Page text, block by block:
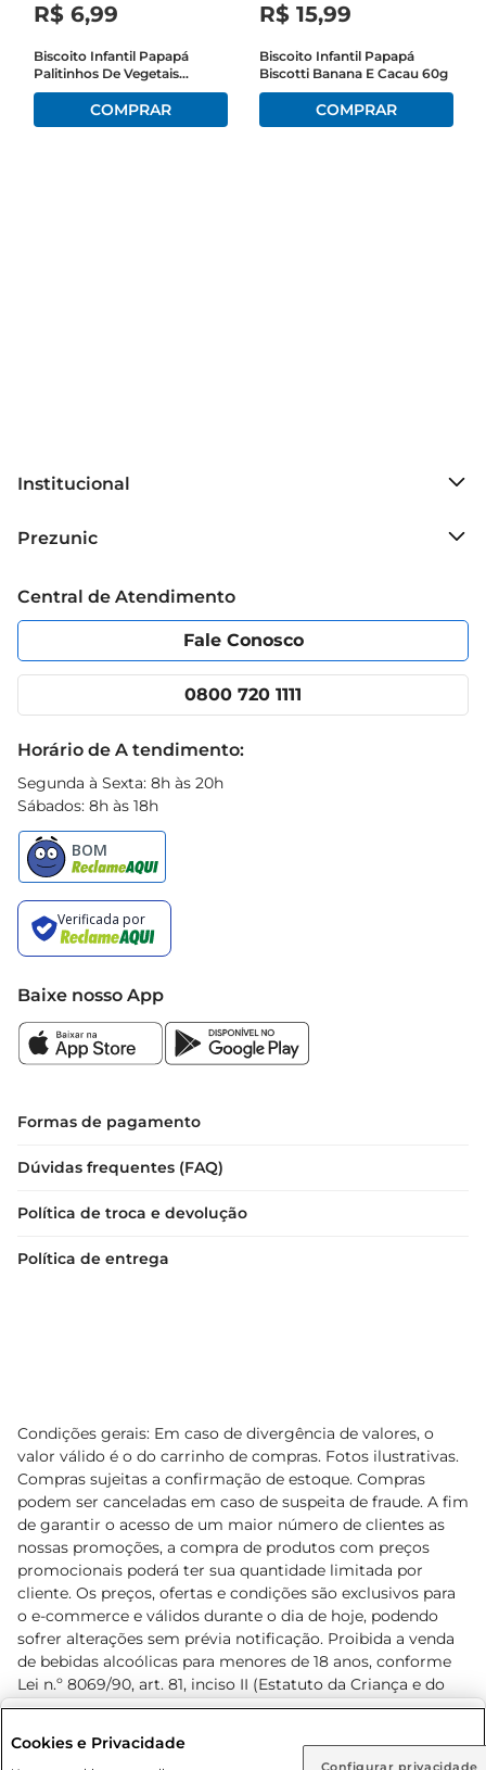
R$ 6,99
Biscoito Infantil Papapá
Palitinhos De Vegetais
Tomate E Manjericão 20g
R$ 15,99
Biscoito Infantil Papapá
Biscotti Banana E Cacau 60g
Institucional
Grupo Cencosud
Política de Privacidade
Portal do fornecedor
Cencosud Media
Prezunic
Código de Ética
App Prezunic
Central de Atendimento
Fale Conosco
0800 720 1111
Horário de A tendimento:
Segunda à Sexta: 8h às 20h
Sábados: 8h às 18h
Baixe nosso App
Formas de pagamento
Dúvidas frequentes (FAQ)
Política de troca e devolução
Política de entrega
Condições gerais: Em caso de divergência de valores, o
valor válido é o do carrinho de compras. Fotos ilustrativas.
Compras sujeitas a confirmação de estoque. Compras
podem ser canceladas em caso de suspeita de fraude. A fim
de garantir o acesso de um maior número de clientes as
nossas promoções, a compra de produtos com preços
promocionais poderá ter sua quantidade limitada por
cliente. Os preços, ofertas e condições são exclusivos para
o e-commerce e válidos durante o dia de hoje, podendo
sofrer alterações sem prévia notificação. Proibida a venda
de bebidas alcoólicas para menores de 18 anos, conforme
Lei n.º 8069/90, art. 81, inciso II (Estatuto da Criança e do
Adolescente). Preços e condições exclusivos para o
prévio. O valor mínimo para as compras on-line é de R$
Cookies e Privacidade
Configurar privacidade